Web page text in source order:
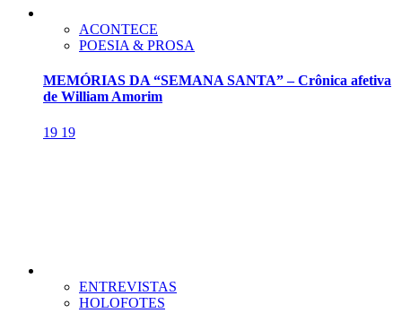
ACONTECE
POESIA & PROSA
MEMÓRIAS DA “SEMANA SANTA” – Crônica afetiva
de William Amorim
19 19
ENTREVISTAS
HOLOFOTES